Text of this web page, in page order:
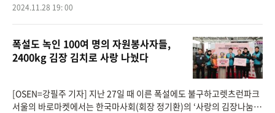
이더스와의 경기
2024.11.28 19: 00
폭설도 녹인 100여 명의 자원봉사자들,
2400kg 김장 김치로 사랑 나눴다
[OSEN=강필주 기자] 지난 27일 때 이른 폭설에도 불구하고렛츠런파크
서울의 바로마켓에서는 한국마사회(회장 정기환)의 ‘사랑의 김장나눔